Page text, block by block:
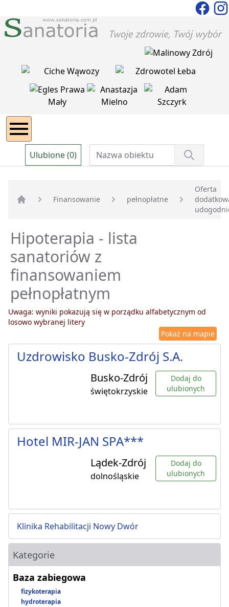
Ulubione (0)
Finansowanie pełnopłatne
Oferta
Hipoterapia - lista
sanatoriów z
finansowaniem
pełnopłatnym
Uwaga: wyniki pokazują się w porządku alfabetycznym od
losowo wybranej litery
Pokaż na mapie
Uzdrowisko Busko-Zdrój S.A.
Busko-Zdrój
świętokrzyskie
Dodaj do
ulubionych
Hotel MIR-JAN SPA***
Lądek-Zdrój
dolnośląskie
Dodaj do
ulubionych
Klinika Rehabilitacji Nowy Dwór
Kategorie
Baza zabiegowa
fizykoterapia
hydroterapia